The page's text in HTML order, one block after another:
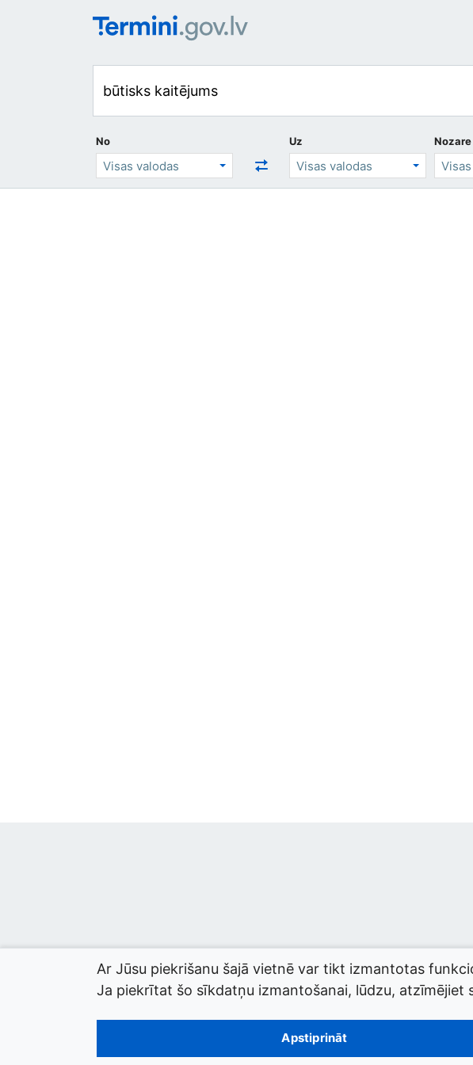
No Uz
Nozare
© 2026 termini.gov.lv. Izstrādātājs:
Ar Jūsu piekrišanu šajā vietnē var tikt izmantotas
Ja piekrītat šo sīkdatņu izmantošanai, lūdzu, atzīmējiet
Apstiprināt